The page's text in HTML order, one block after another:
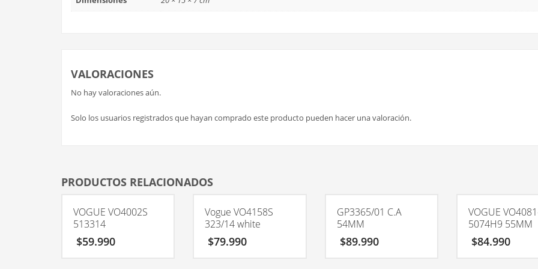
VALORACIONES
No hay valoraciones aún.
Solo los usuarios registrados que hayan comprado este producto pueden hacer una valoración.
PRODUCTOS RELACIONADOS
VOGUE VO4002S
513314
$59.990
Vogue VO4158S
323/14 white
$79.990
GP3365/01 C.A
54MM
$89.990
VOGUE
5074H9 55MM
$84.990